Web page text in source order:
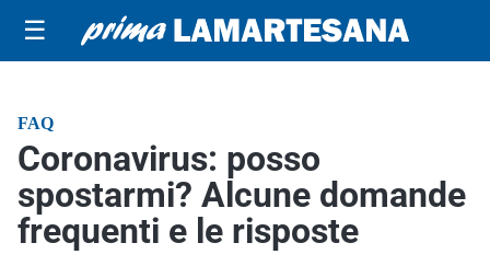
☰
FAQ
Coronavirus: posso
spostarmi? Alcune domande
frequenti e le risposte